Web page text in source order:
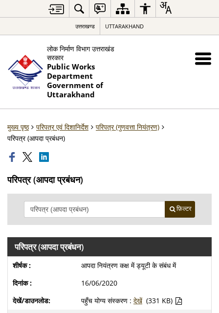
उत्तराखण्ड UTTARAKHAND
लोक निर्माण विभाग उत्तराखंड
सरकार
Public Works
Department
Government of
Uttarakhand
मुख्य पृष्ठ परिपत्र एवं दिशानिर्देश
परिपत्र (गुणवत्ता नियंत्रण)
परिपत्र (आपदा प्रबंधन)
परिपत्र (आपदा प्रबंधन)
फ़िल्टर
परिपत्र (आपदा प्रबंधन)
आपदा नियंत्रण कक्ष में ड्यूटी के संबंध में
16/06/2020
पहुँच योग्य संस्करण : देखें (331 KB)